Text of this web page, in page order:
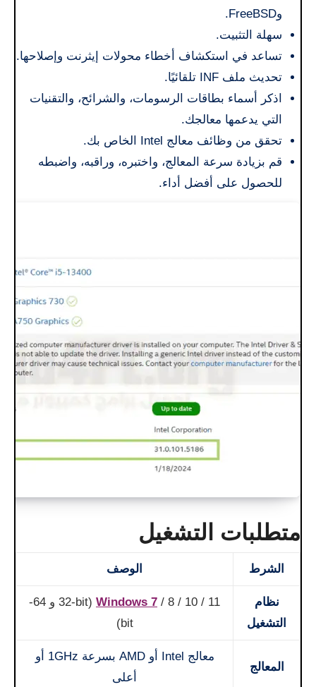
وFreeBSD.
سهلة التثبيت.
تساعد في استكشاف أخطاء محولات إيثرنت وإصلاحها.
تحديث ملف INF تلقائيًا.
اذكر أسماء بطاقات الرسومات، والشرائح، والتقنيات
التي يدعمها معالجك.
تحقق من وظائف معالج Intel الخاص بك.
قم بزيادة سرعة المعالج، واختبره، وراقبه، واضبطه
للحصول على أفضل أداء.
متطلبات التشغيل
الشرط الوصف
نظام
التشغيل
Windows 7
/ 8 / 10 / 11 (32-bit و 64-
bit)
المعالج
معالج Intel أو AMD بسرعة 1GHz أو
أعلى